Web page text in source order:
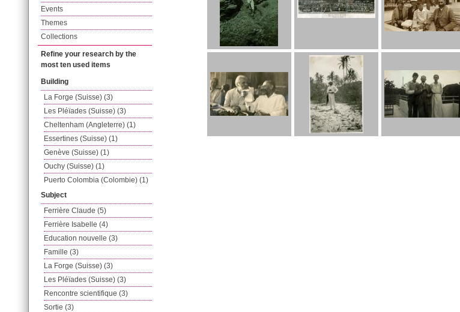
Events
Themes
Collections
Refine your research by the
most ten used items
Building
La Forge (Suisse) (3)
Les Pléïades (Suisse) (3)
Cheltenham (Angleterre) (1)
Essertines (Suisse) (1)
Genève (Suisse) (1)
Ouchy (Suisse) (1)
Puerto Colombia (Colombie) (1)
Subject
Ferrière Claude (5)
Ferrière Isabelle (4)
Education nouvelle (3)
Famille (3)
La Forge (Suisse) (3)
Les Pléïades (Suisse) (3)
Rencontre scientifique (3)
Sortie (3)